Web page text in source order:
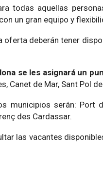
todas aquellas
un gran equipo y
oferta deberán tener
se les asignará un
Canet de Mar, Sant Pol
municipios serán: Port
des Cardassar.
las vacantes